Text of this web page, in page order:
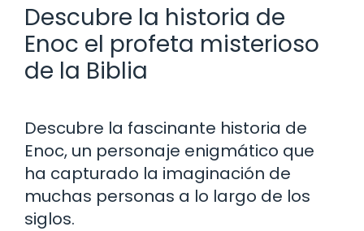
Descubre la historia de
Enoc el profeta misterioso
de la Biblia
Descubre la fascinante historia de
Enoc, un personaje enigmático que
ha capturado la imaginación de
muchas personas a lo largo de los
siglos.